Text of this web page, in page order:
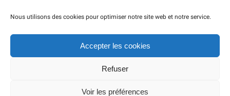
Nous utilisons des cookies pour optimiser notre site web et notre service.
Accepter les cookies
Refuser
Voir les préférences
Politique de cookies (UE)
© Tous droits réservés 2026 | Tapis Jordan SA